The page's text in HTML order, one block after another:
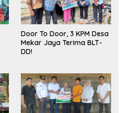
Door To Door, 3 KPM Desa
Mekar Jaya Terima BLT-
DD!